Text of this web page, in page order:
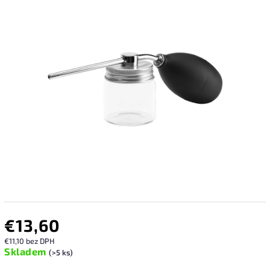
€13,60
€11,10 bez DPH
Skladem (>5 ks)